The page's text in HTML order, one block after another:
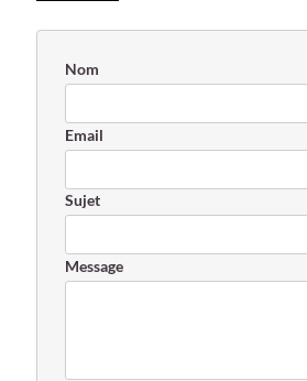
Nom
Email
Sujet
Message